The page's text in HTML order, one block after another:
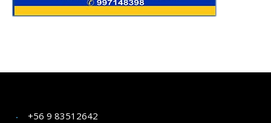
+56 9 83512642